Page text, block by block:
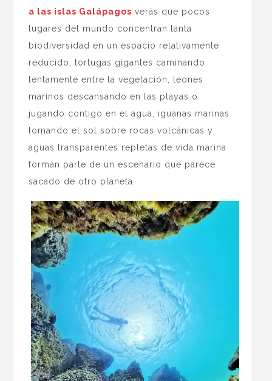
a las islas Galápagos verás que pocos
lugares del mundo concentran tanta
biodiversidad en un espacio relativamente
reducido: tortugas gigantes caminando
lentamente entre la vegetación, leones
marinos descansando en las playas o
jugando contigo en el agua, iguanas marinas
tomando el sol sobre rocas volcánicas y
aguas transparentes repletas de vida marina
forman parte de un escenario que parece
sacado de otro planeta.